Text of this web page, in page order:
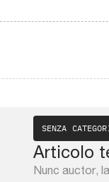
SENZA
Articolo
Nunc auctor,